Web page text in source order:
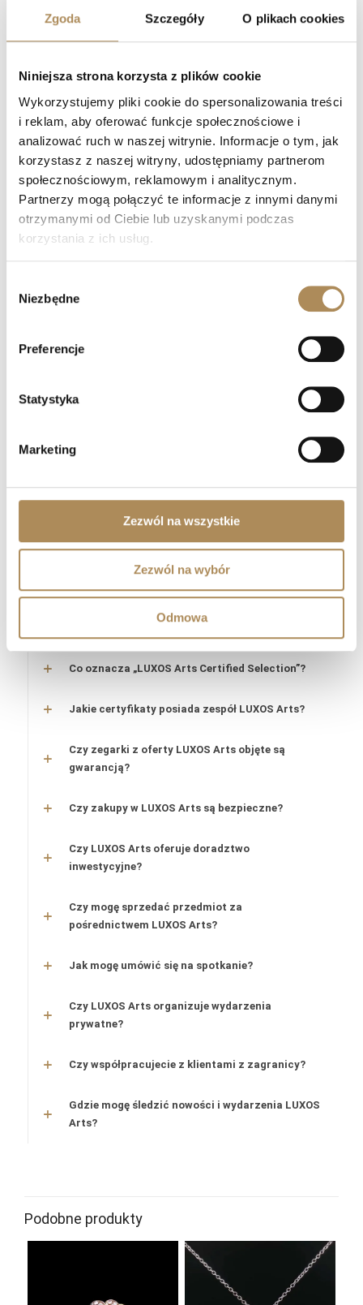
Zgoda Szczegóły O plikach cookies
Niniejsza strona korzysta z plików cookie
Wykorzystujemy pliki cookie do spersonalizowania treści
i reklam, aby oferować funkcje społecznościowe i
analizować ruch w naszej witrynie. Informacje o tym, jak
korzystasz z naszej witryny, udostępniamy partnerom
społecznościowym, reklamowym i analitycznym.
Partnerzy mogą połączyć te informacje z innymi danymi
otrzymanymi od Ciebie lub uzyskanymi podczas
korzystania z ich usług.
zgody
Niezbędne
Preferencje
Statystyka
Marketing
Zezwól na wszystkie
Zezwól na wybór
Odmowa
Masa pierścionka:14,85 g
Masa kolczyków:10,27 g
Masa całkowita kompletu:25,12 g
Kamienie centralne: Naturalne prehnity w szlifie
gładkim (kaboszonowym)
Kamienie ozdobne:Selekcjonowane, naturalne szafiry
różnokolorowe (wielobarwne)
Gwarancja autentyczności Luxos Arts:Przedmioty pochodzące
od manufaktur, które zakończyły swoją działalność, wymagają
szczególnej czujności. W Luxos Arts gwarantujemy
element kompletu został poddany szczegółowej weryfikacji
przez naszych ekspertów, którzy potwierdzili czystość stopu
autentyczność gęsto oprawionych szafirów.
LUXOS Arts — Najczęściej zadawane
Czym zajmuje się LUXOS Arts?
Czy obiekty oferowane przez LUXOS Arts są
autentyczne i wartościowe?
Czy każdy przedmiot posiada certyfikat
Co oznacza „LUXOS Arts Certified Selection”?
Jakie certyfikaty posiada zespół LUXOS Arts?
Czy zegarki z oferty LUXOS Arts objęte są
gwarancją?
Czy zakupy w LUXOS Arts są bezpieczne?
Czy LUXOS Arts oferuje doradztwo
inwestycyjne?
Czy mogę sprzedać przedmiot za
pośrednictwem LUXOS Arts?
Jak mogę umówić się na spotkanie?
Czy LUXOS Arts organizuje wydarzenia
prywatne?
Czy współpracujecie z klientami z zagranicy?
Gdzie mogę śledzić nowości i wydarzenia LUXOS
Arts?
Podobne produkty